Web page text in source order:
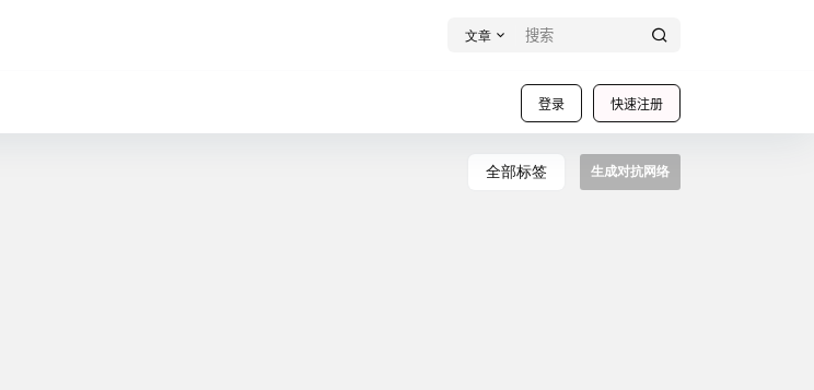
文章
登录 快速注册
全部标签 生成对抗网络